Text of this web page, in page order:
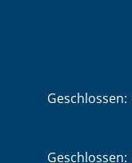
Klicken, um
Geschlossen:
Klicken, um
Geschlossen: